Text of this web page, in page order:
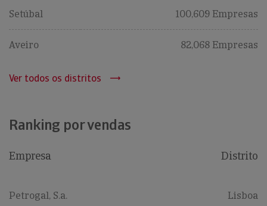
Setúbal 100,609 Empresas
Aveiro 82,068 Empresas
Ver todos os distritos
Ranking por vendas
Empresa Distrito
Petrogal, S.a. Lisboa